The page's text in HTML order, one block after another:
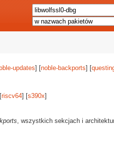
updates] [noble-backports] [
riscv64] [s390x]
, wszystkich sekcjach i